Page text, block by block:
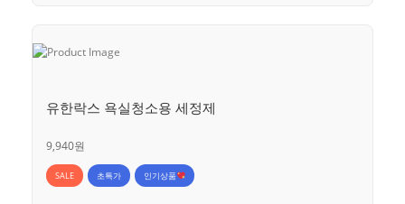
유한락스 욕실청소용 세정제
9,940원
SALE 초특가 인기상품